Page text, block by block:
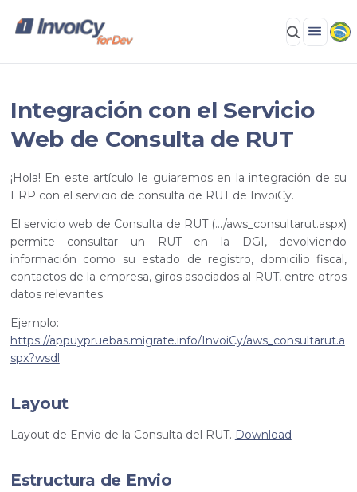
Integración con el Servicio
Web de Consulta de RUT
¡Hola! En este artículo le guiaremos en la integración de su
ERP con el servicio de consulta de RUT de InvoiCy.
El servicio web de Consulta de RUT (.../aws_consultarut.aspx)
permite consultar un RUT en la DGI, devolviendo
información como su estado de registro, domicilio fiscal,
contactos de la empresa, giros asociados al RUT, entre otros
datos relevantes.
Ejemplo:
https://appuypruebas.migrate.info/InvoiCy/aws_consultarut.a
spx?wsdl
Layout
Layout de Envio de la Consulta del RUT. Download
Estructura de Envio